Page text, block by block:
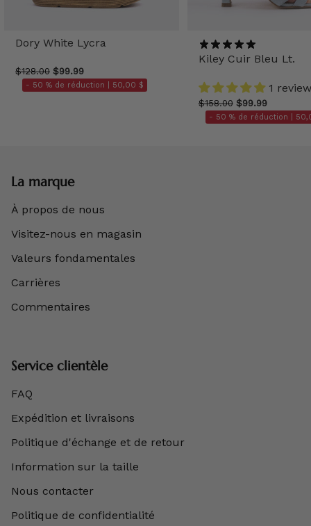
Dory White Lycra
$128.00 $99.99
- 50 % de réduction | 50,00 $
Kiley Cuir Bleu Lt.
1 review
$158.00 $99.99
- 50 % de réduction |
La marque
À propos de nous
Visitez-nous en magasin
Valeurs fondamentales
Carrières
Commentaires
Service clientèle
FAQ
Expédition et livraisons
Politique d'échange et de retour
Information sur la taille
Nous contacter
Politique de confidentialité